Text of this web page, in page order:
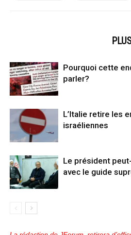
Pourquoi cette
parler?
L’Italie retire les
israéliennes
Le président
avec le guide